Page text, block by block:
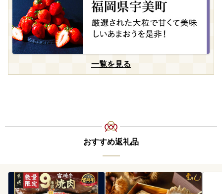
一覧を見る
おすすめ返礼品